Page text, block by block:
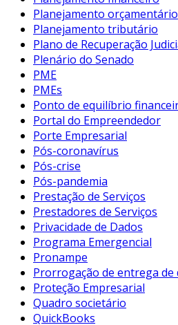
Planejamento orçamentário
Planejamento tributário
Plano de Recuperação
Plenário do Senado
PME
PMEs
Ponto de equilíbrio
Portal do Empreendedor
Porte Empresarial
Pós-coronavírus
Pós-crise
Pós-pandemia
Prestação de Serviços
Prestadores de Serviços
Privacidade de Dados
Programa Emergencial
Pronampe
Prorrogação de entrega de
Proteção Empresarial
Quadro societário
QuickBooks